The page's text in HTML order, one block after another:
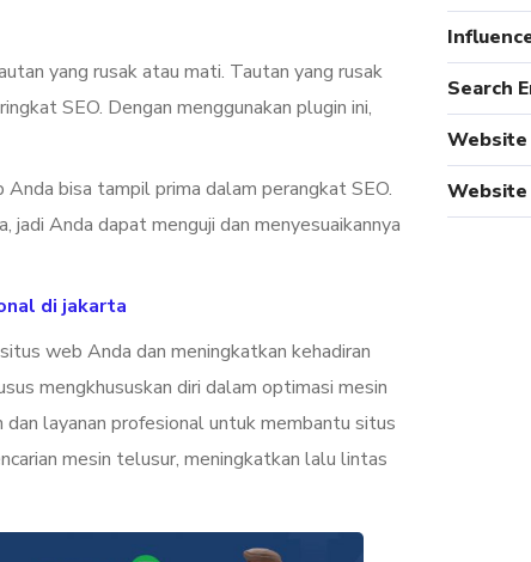
yang rusak atau mati. Tautan yang rusak
SEO. Dengan menggunakan plugin ini,
bisa tampil prima dalam perangkat SEO.
Anda dapat menguji dan menyesuaikannya
di jakarta
web Anda dan meningkatkan kehadiran
mengkhususkan diri dalam optimasi mesin
layanan profesional untuk membantu situs
mesin telusur, meningkatkan lalu lintas
Search